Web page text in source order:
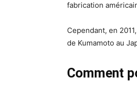
fabrication
Cependant, en
de Kumamoto au
Comment